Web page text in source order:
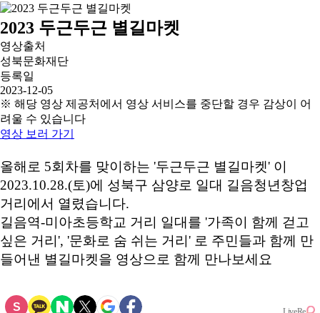
2023 두근두근 별길마켓
영상출처
성북문화재단
등록일
2023-12-05
※ 해당 영상 제공처에서 영상 서비스를 중단할 경우 감상이 어
려울 수 있습니다
영상 보러 가기
올해로 5회차를 맞이하는 '두근두근 별길마켓' 이
2023.10.28.(토)에 성북구 삼양로 일대 길음청년창업
거리에서 열렸습니다.
길음역-미아초등학교 거리 일대를 '가족이 함께 걷고
싶은 거리', '문화로 숨 쉬는 거리' 로 주민들과 함께 만
들어낸 별길마켓을 영상으로 함께 만나보세요